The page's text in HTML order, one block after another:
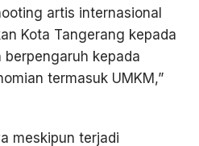
artis internasional
Kota Tangerang kepada
kepada
termasuk UMKM,”
meskipun terjadi